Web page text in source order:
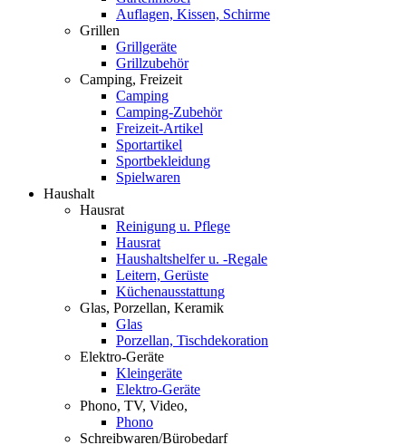
Auflagen, Kissen, Schirme
Grillen
Grillgeräte
Grillzubehör
Camping, Freizeit
Camping
Camping-Zubehör
Freizeit-Artikel
Sportartikel
Sportbekleidung
Spielwaren
Haushalt
Hausrat
Reinigung u. Pflege
Hausrat
Haushaltshelfer u. -Regale
Leitern, Gerüste
Küchenausstattung
Glas, Porzellan, Keramik
Glas
Porzellan, Tischdekoration
Elektro-Geräte
Kleingeräte
Elektro-Geräte
Phono, TV, Video,
Phono
Schreibwaren/Bürobedarf